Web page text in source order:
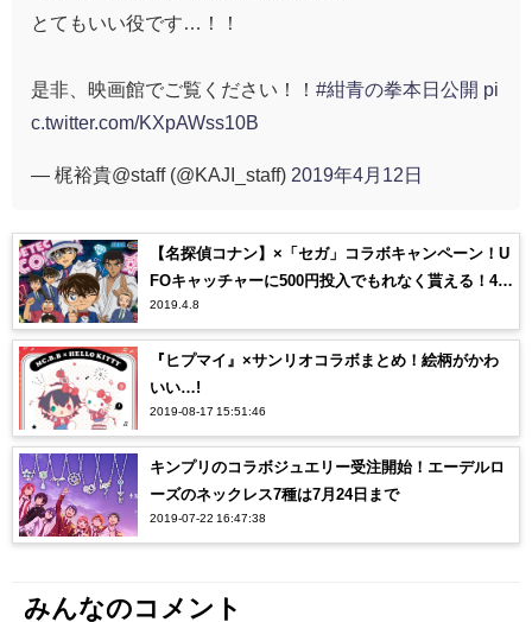
とてもいい役です…！！
是非、映画館でご覧ください！！ #紺青の拳本日公開 pi
c.twitter.com/KXpAWss10B
— 梶裕貴@staff (@KAJI_staff) 2019年4月12日
【名探偵コナン】×「セガ」コラボキャンペーン！U
FOキャッチャーに500円投入でもれなく貰える！4月
12日から！
2019.4.8
『ヒプマイ』×サンリオコラボまとめ！絵柄がかわ
いい…!
2019-08-17 15:51:46
キンプリのコラボジュエリー受注開始！エーデルロ
ーズのネックレス7種は7月24日まで
2019-07-22 16:47:38
みんなのコメント